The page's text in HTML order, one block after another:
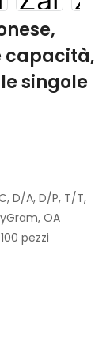
capacità,
singole
D/A, D/P, T/T,
OA
pezzi